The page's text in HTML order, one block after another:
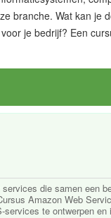
branche. Wat kan je
je bedrijf? Een
die samen een
Amazon Web
services te ontwerpen